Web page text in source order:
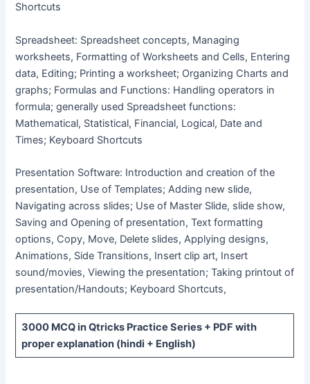
Shortcuts
Spreadsheet: Spreadsheet concepts, Managing
worksheets, Formatting of Worksheets and Cells, Entering
data, Editing; Printing a worksheet; Organizing Charts and
graphs; Formulas and Functions: Handling operators in
formula; generally used Spreadsheet functions:
Mathematical, Statistical, Financial, Logical, Date and
Times; Keyboard Shortcuts
Presentation Software: Introduction and creation of the
presentation, Use of Templates; Adding new slide,
Navigating across slides; Use of Master Slide, slide show,
Saving and Opening of presentation, Text formatting
options, Copy, Move, Delete slides, Applying designs,
Animations, Side Transitions, Insert clip art, Insert
sound/movies, Viewing the presentation; Taking printout of
presentation/Handouts; Keyboard Shortcuts,
3000 MCQin Qtricks Practice Series + PDF with
proper explanation (hindi + English)